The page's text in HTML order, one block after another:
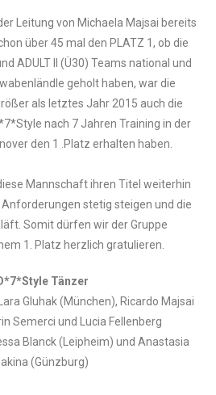
Leitung von Michaela Majsai bereits
über 45 mal den PLATZ 1, ob die
ADULT II (Ü30) Teams national und
geholt haben, war die
als letztes Jahr 2015 auch die
nach 7 Jahren Training in der
den 1 .Platz erhalten haben.
Mannschaft ihren Titel weiterhin
stetig steigen und die
Somit dürfen wir der Gruppe
1. Platz herzlich gratulieren.
Tänzer
Gluhak (München), Ricardo Majsai
Semerci und Lucia Fellenberg
Blanck (Leipheim) und Anastasia
(Günzburg)